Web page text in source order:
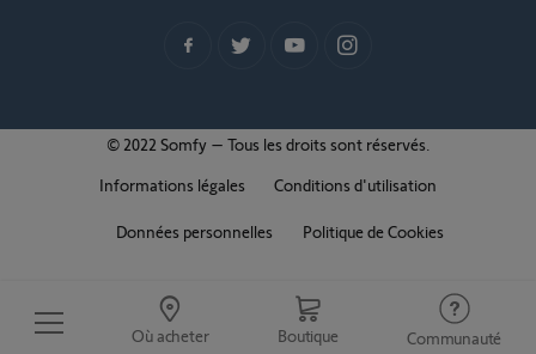
Où acheter Boutique Communauté
© 2022 Somfy – Tous les droits sont réservés.
Informations légales
Conditions d'utilisation
Données personnelles Politique de Cookies